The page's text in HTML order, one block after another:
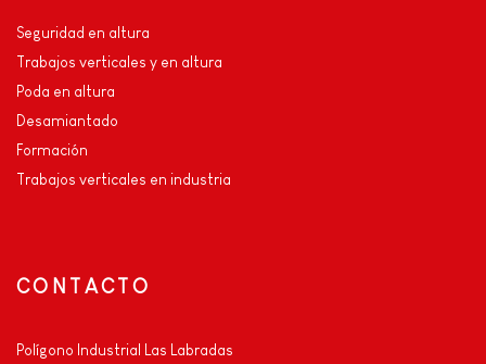
Seguridad en altura
Trabajos verticales y en altura
Poda en altura
Desamiantado
Formación
Trabajos verticales en industria
CONTACTO
Polígono Industrial Las Labradas